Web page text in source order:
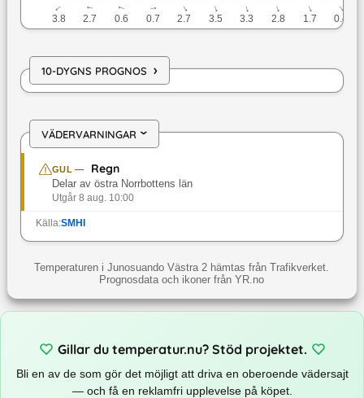
↓
3.8
↓
2.7
↓
0.6
↓
0.7
↓
2.7
↓
3.5
↓
3.3
↓
2.8
↓
1.7
↓
0.4
10-DYGNS PROGNOS ›
VÄDERVARNINGAR›
GUL— Regn
Delar av östra Norrbottens län
Utgår 8 aug. 10:00
Källa:SMHI
Temperaturen i Junosuando Västra 2 hämtas från Trafikverket.
Prognosdata och ikoner från YR.no
Gillar du temperatur.nu? Stöd projektet.
Bli en av de som gör det möjligt att driva en oberoende vädersajt
— och få en reklamfri upplevelse på köpet.